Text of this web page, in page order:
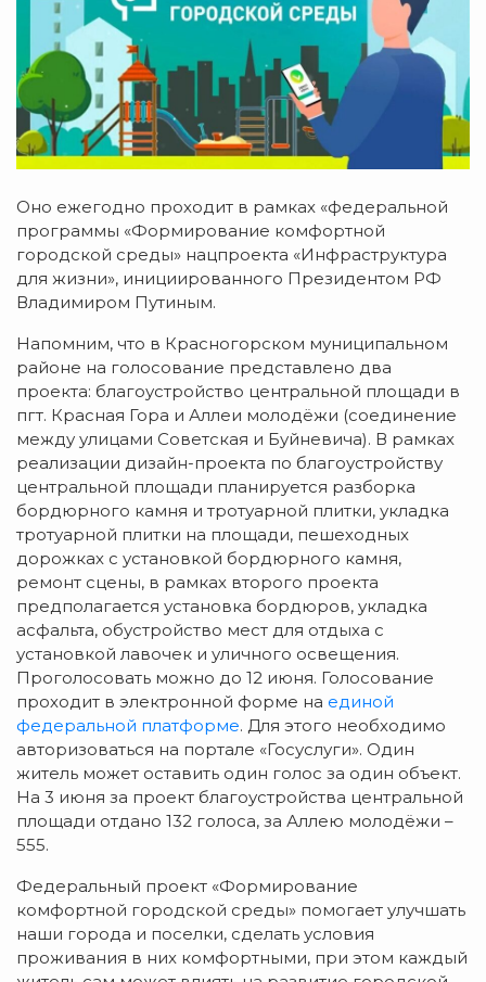
Оно ежегодно проходит в рамках «федеральной
программы «Формирование комфортной
городской среды» нацпроекта «Инфраструктура
для жизни», инициированного Президентом РФ
Владимиром Путиным.
Напомним, что в Красногорском муниципальном
районе на голосование представлено два
проекта: благоустройство центральной площади в
пгт. Красная Гора и Аллеи молодёжи (соединение
между улицами Советская и Буйневича). В рамках
реализации дизайн-проекта по благоустройству
центральной площади планируется разборка
бордюрного камня и тротуарной плитки, укладка
тротуарной плитки на площади, пешеходных
дорожках с установкой бордюрного камня,
ремонт сцены, в рамках второго проекта
предполагается установка бордюров, укладка
асфальта, обустройство мест для отдыха с
установкой лавочек и уличного освещения.
Проголосовать можно до 12 июня. Голосование
проходит в электронной форме на единой
федеральной платформе. Для этого необходимо
авторизоваться на портале «Госуслуги». Один
житель может оставить один голос за один объект.
На 3 июня за проект благоустройства центральной
площади отдано 132 голоса, за Аллею молодёжи –
555.
Федеральный проект «Формирование
комфортной городской среды» помогает улучшать
наши города и поселки, сделать условия
проживания в них комфортными, при этом каждый